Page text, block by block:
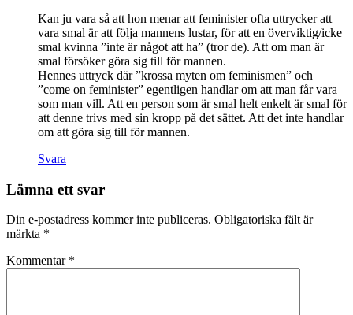
Kan ju vara så att hon menar att feminister ofta uttrycker att
vara smal är att följa mannens lustar, för att en överviktig/icke
smal kvinna ”inte är något att ha” (tror de). Att om man är
smal försöker göra sig till för mannen.
Hennes uttryck där ”krossa myten om feminismen” och
”come on feminister” egentligen handlar om att man får vara
som man vill. Att en person som är smal helt enkelt är smal för
att denne trivs med sin kropp på det sättet. Att det inte handlar
om att göra sig till för mannen.
Svara
Lämna ett svar
Din e-postadress kommer inte publiceras. Obligatoriska fält är
märkta *
Kommentar *